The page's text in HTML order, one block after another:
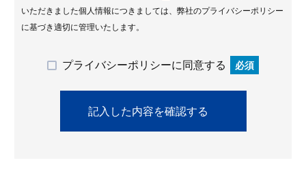
いただきました個人情報につきましては、弊社のプライバシーポリシー
に基づき適切に管理いたします。
プライバシーポリシーに同意する 必須